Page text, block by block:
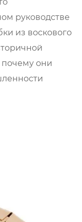
руководстве
из воскового
почему они